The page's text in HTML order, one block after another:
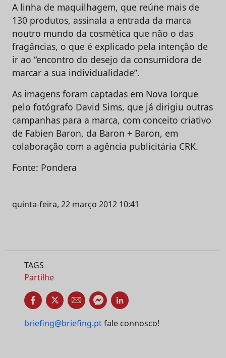
A linha de maquilhagem, que reúne mais de
130 produtos, assinala a entrada da marca
noutro mundo da cosmética que não o das
fragâncias, o que é explicado pela intenção de
ir ao “encontro do desejo da consumidora de
marcar a sua individualidade”.
As imagens foram captadas em Nova Iorque
pelo fotógrafo David Sims, que já dirigiu outras
campanhas para a marca, com conceito criativo
de Fabien Baron, da Baron + Baron, em
colaboração com a agência publicitária CRK.
Fonte: Pondera
quinta-feira, 22 março 2012 10:41
TAGS
Partilhe
briefing@briefing.ptfale connosco!